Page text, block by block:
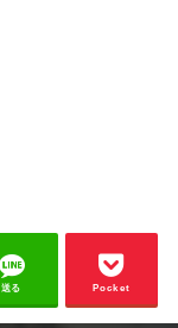
送る Pocket